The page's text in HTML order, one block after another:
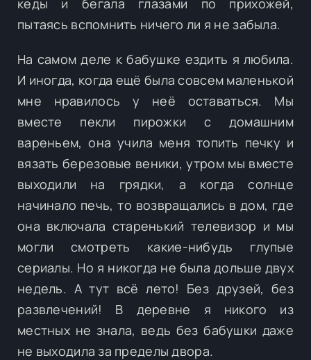
кеды и бегала глазами по прихожей,
пытаясь вспомнить ничего ли я не забыла.
На самом деле к бабушке ездить я любила.
И иногда, когда ещё была совсем маленькой
мне нравилось у неё оставаться. Мы
вместе пекли пирожки с домашним
вареньем, она учила меня топить печку и
вязать березовые веники, утром мы вместе
выходили на грядки, а когда солнце
начинало печь, то возвращались в дом, где
она включала старенький телевизор и мы
могли смотреть какие-нибудь глупые
сериалы. Но я никогда не была дольше двух
недель. А тут всё лето! Без друзей, без
развлечений! В деревне я никого из
местных не знала, ведь без бабушки даже
не выходила за пределы двора.